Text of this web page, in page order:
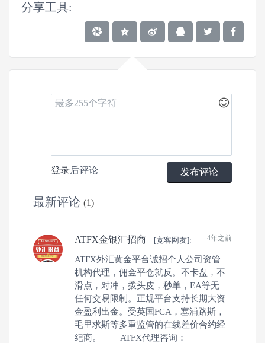
分享工具:
登录后评论 发布评论
最新评论 (1)
4年之前
ATFX金银汇招商 [宽客网友]:
3 0
ATFX外汇黄金平台诚招个人公司资管
机构代理，佣金平仓就反。不卡盘，不
滑点，对冲，拨头皮，秒单，EA等无
任何交易限制。正规平台支持长期大资
金盈利出金。受英国FCA，塞浦路斯，
毛里求斯等多重监管的在线差价合约经
纪商。 ATFX代理咨询：